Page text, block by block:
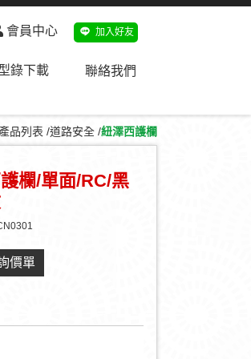
會員中心 加入好友
錄下載 聯絡我們
產品列表 道路安全 紐澤西護欄
欄/單面/RC/黑
價單